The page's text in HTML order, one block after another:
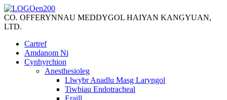
CO. OFFERYNNAU MEDDYGOL HAIYAN KANGYUAN,
LTD.
Cartref
Amdanom Ni
Cynhyrchion
Anesthesioleg
Llwybr Anadlu Masg Laryngol
Tiwbiau Endotracheal
Eraill